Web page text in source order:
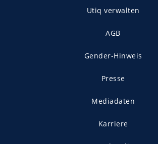
Utiq verwalten
AGB
Gender-Hinweis
Presse
Mediadaten
Karriere